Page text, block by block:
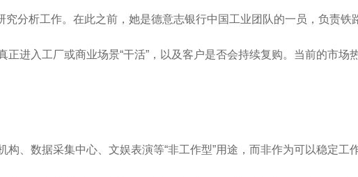
分析工作。在此之前，她是德意志银行中国工业团队的一员，负责铁
进入工厂或商业场景“干活”，以及客户是否会持续复购。当前的市
、数据采集中心、文娱表演等“非工作型”用途，而非作为可以稳定工